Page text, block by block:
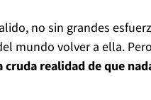
no sin grandes
mundo volver a ella. Pero
realidad de que